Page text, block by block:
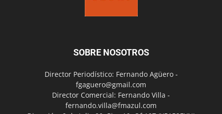
SOBRE NOSOTROS
Director Periodístico: Fernando Agüero -
fgaguero@gmail.com
Director Comercial: Fernando Villa -
fernando.villa@fmazul.com